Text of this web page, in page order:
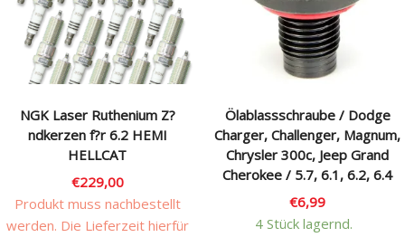
Rechtliches & Service
NGK Laser Ruthenium Z?
ndkerzen f?r 6.2 HEMI
HELLCAT
€229,00
Produkt muss nachbestellt
werden. Die Lieferzeit hierfür
Ölablassschraube / Dodge
Charger, Challenger, Magnum,
Chrysler 300c, Jeep Grand
Cherokee / 5.7, 6.1, 6.2, 6.4
€6,99
4 Stück lagernd.